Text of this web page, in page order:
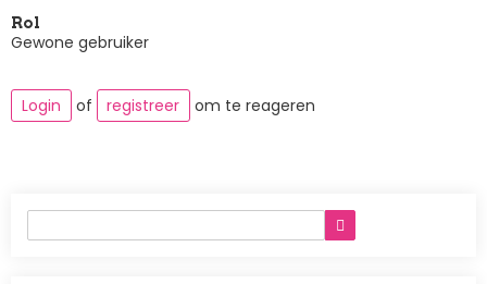
Rol
Gewone gebruiker
Login of registreer om te reageren